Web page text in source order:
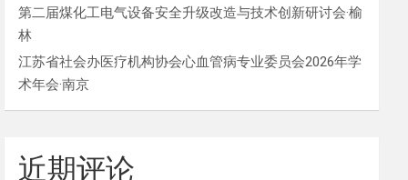
第二届煤化工电气设备安全升级改造与技术创新研讨会·榆
林
江苏省社会办医疗机构协会心血管病专业委员会2026年学
术年会·南京
近期评论